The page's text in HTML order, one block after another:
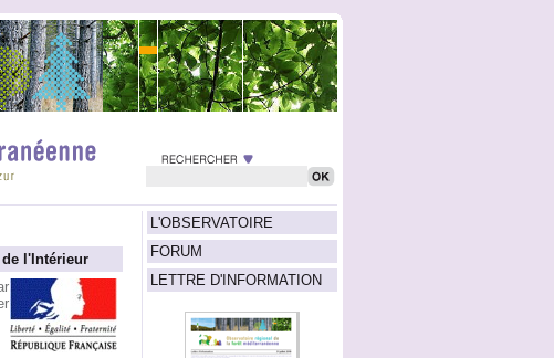
L'OBSERVATOIRE
FORUM
LETTRE D'INFORMATION
de l'Intérieur